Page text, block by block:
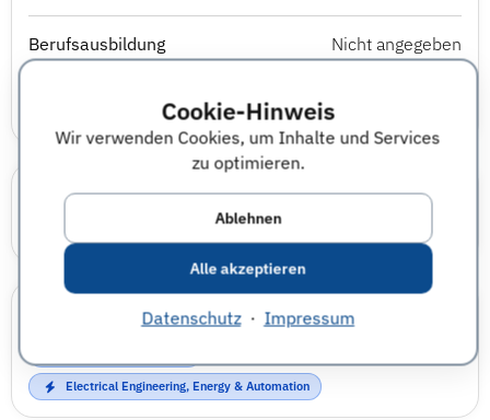
Cookie-Hinweis
Wir verwenden Cookies, um Inhalte und Services
zu optimieren.
Ablehnen
Alle akzeptieren
Datenschutz· Impressum
Berufsausbildung Nicht angegeben
Karrierewelten
Technik
Einsatzbereiche
Electrical Engineering, Energy & Automation